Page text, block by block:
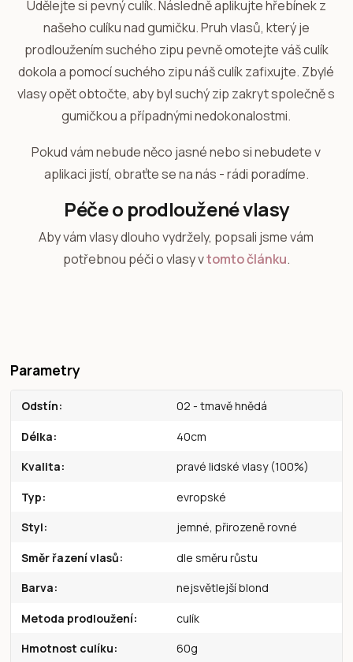
Udělejte si pevný culík. Následně aplikujte hřebínek z
našeho culíku nad gumičku. Pruh vlasů, který je
prodloužením suchého zipu pevně omotejte váš culík
dokola a pomocí suchého zipu náš culík zafixujte. Zbylé
vlasy opět obtočte, aby byl suchý zip zakryt společně s
gumičkou a případnými nedokonalostmi.
Pokud vám nebude něco jasné nebo si nebudete v
aplikaci jistí, obraťte se na nás - rádi poradíme.
Péče o prodloužené vlasy
Aby vám vlasy dlouho vydržely, popsali jsme vám
potřebnou péči o vlasy vtomto článku.
Parametry
Odstín 02 - tmavě hnědá
Délka 40cm
Kvalita pravé lidské vlasy (100%)
Typ evropské
Styl jemné, přirozeně rovné
Směr řazení vlasů dle směru růstu
Barva nejsvětlejší blond
Metoda prodloužení culík
Hmotnost culíku 60g